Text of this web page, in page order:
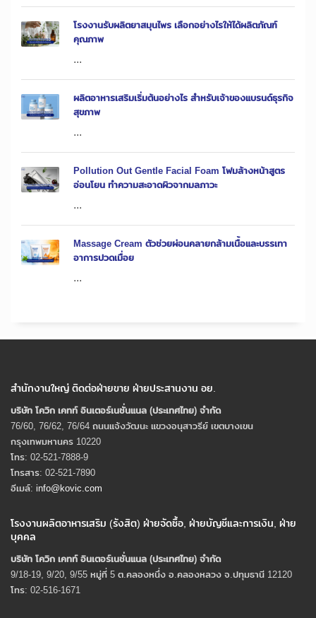
โรงงานรับผลิตยาสมุนไพร เลือกอย่างไรให้ได้ผลิตภัณฑ์
คุณภาพ
...
ผลิตอาหารเสริมเริ่มต้นอย่างไร สำหรับเจ้าของแบรนด์ธุรกิจ
สุขภาพ
...
Pollution Out Gentle Facial Foam โฟมล้างหน้าสูตร
อ่อนโยน ทำความสะอาดผิวจากมลภาวะ
...
Massage Cream ตัวช่วยผ่อนคลายกล้ามเนื้อและบรรเทา
อาการปวดเมื่อย
...
สำนักงานใหญ่ ติดต่อฝ่ายขาย ฝ่ายประสานงาน อย.
บริษัท โควิก เคทท์ อินเตอร์เนชั่นแนล (ประเทศไทย) จํากัด
76/60, 76/62, 76/64 ถนนแจ้งวัฒนะ แขวงอนุสาวรีย์ เขตบางเขน
กรุงเทพมหานคร 10220
โทร: 02-521-7888-9
โทรสาร: 02-521-7890
อีเมล์: info@kovic.com
โรงงานผลิตอาหารเสริม (รังสิต) ฝ่ายจัดซื้อ, ฝ่ายบัญชีและการเงิน, ฝ่าย
บุคคล
บริษัท โควิก เคทท์ อินเตอร์เนชั่นแนล (ประเทศไทย) จํากัด
9/18-19, 9/20, 9/55 หมู่ที่ 5 ต.คลองหนึ่ง อ.คลองหลวง จ.ปทุมธานี 12120
โทร: 02-516-1671